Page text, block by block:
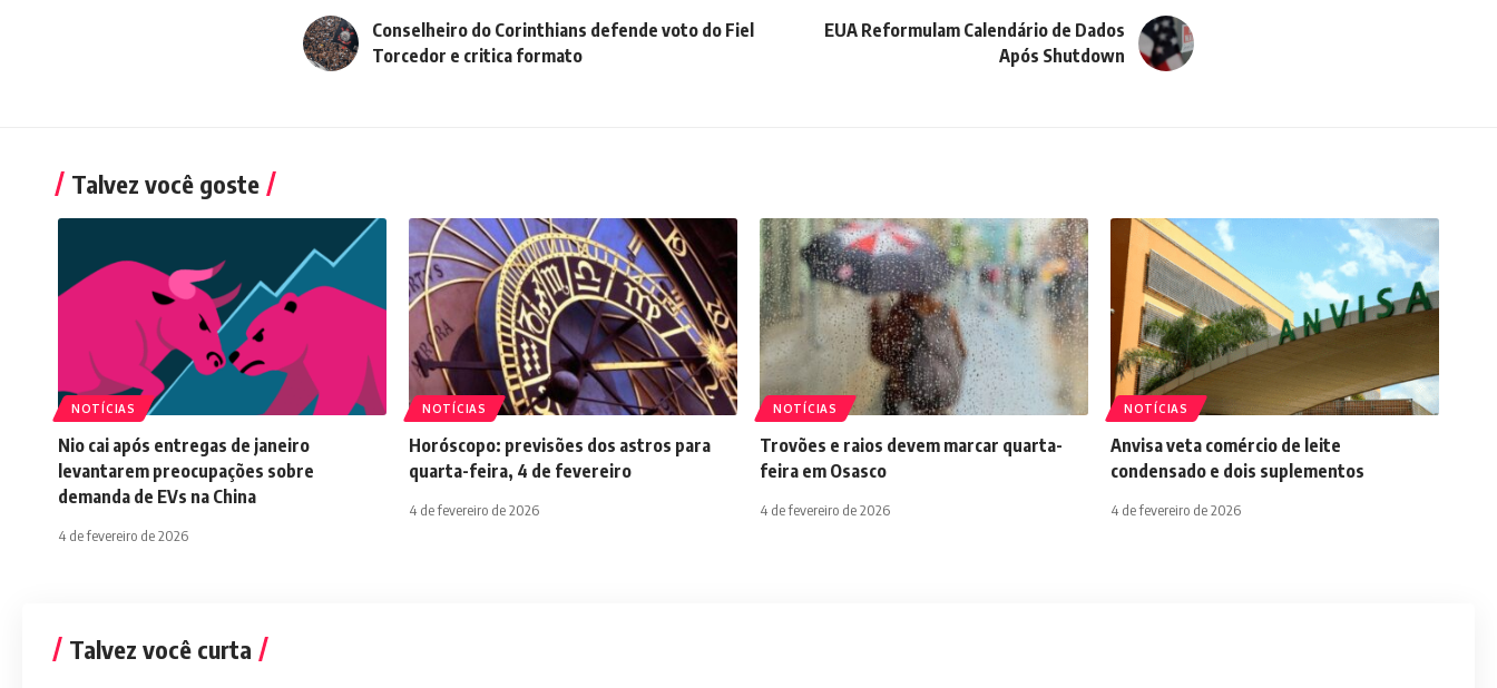
Conselheiro do Corinthians defende voto do Fiel
Torcedor e critica formato
EUA Reformulam Calendário de Dados
Após Shutdown
Talvez você goste
NOTÍCIAS
Nio cai após entregas de janeiro
levantarem preocupações sobre
demanda de EVs na China
4 de fevereiro de 2026
NOTÍCIAS
Horóscopo: previsões dos astros para
quarta-feira, 4 de fevereiro
4 de fevereiro de 2026
NOTÍCIAS
Trovões e raios devem marcar quarta-
feira em Osasco
4 de fevereiro de 2026
NOTÍCIAS
Anvisa veta comércio de leite
condensado e dois suplementos
4 de fevereiro de 2026
Talvez você curta